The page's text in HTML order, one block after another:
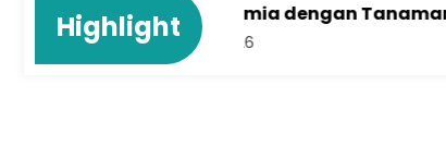
Highlight
Cegah Anemia dengan Tanaman
August 4, 2026